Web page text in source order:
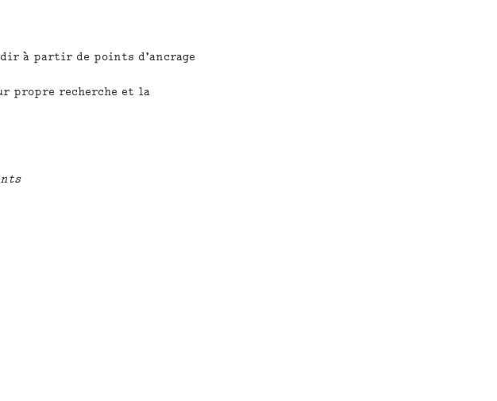
à partir de points d’ancrage
propre recherche et la